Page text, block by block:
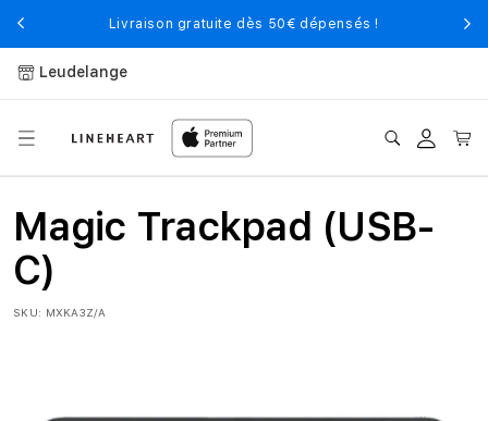
au
contenu
Livraison gratuite dès 50€ dépensés !
Leudelange
Connexion
Panier
Magic Trackpad (USB-
C)
SKU: MXKA3Z/A